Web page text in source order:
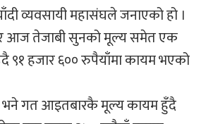
व्यवसायी महासंघले जनाएको हो ।
आज तेजाबी सुनको मूल्य समेत एक
हजार ६०० रुपैयाँमा कायम भएको
भने गत आइतबारकै मूल्य कायम हुँदै